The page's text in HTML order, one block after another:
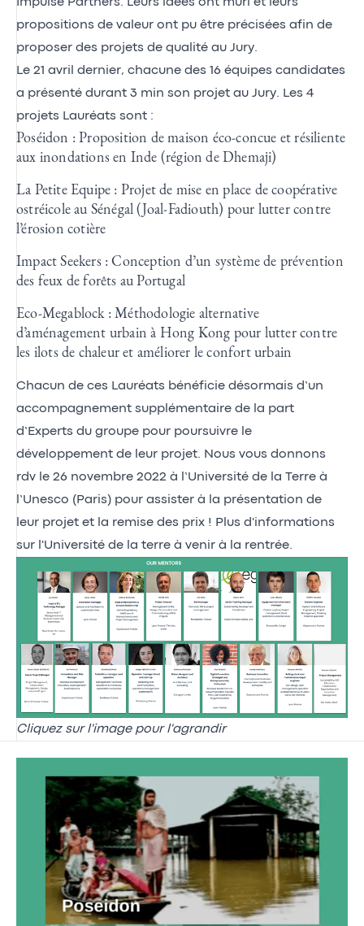
Impulse Partners. Leurs idées ont muri et leurs
propositions de valeur ont pu être précisées afin de
proposer des projets de qualité au Jury.
Le 21 avril dernier, chacune des 16 équipes candidates
a présenté durant 3 min son projet au Jury. Les 4
projets Lauréats sont :
Poséidon : Proposition de maison éco-concue et résiliente
aux inondations en Inde (région de Dhemaji)
La Petite Equipe : Projet de mise en place de coopérative
ostréicole au Sénégal (Joal-Fadiouth) pour lutter contre
l’érosion cotière
Impact Seekers : Conception d’un système de prévention
des feux de forêts au Portugal
Eco-Megablock : Méthodologie alternative
d’aménagement urbain à Hong Kong pour lutter contre
les ilots de chaleur et améliorer le confort urbain
Chacun de ces Lauréats bénéficie désormais d’un
accompagnement supplémentaire de la part
d’Experts du groupe pour poursuivre le
développement de leur projet. Nous vous donnons
rdv le 26 novembre 2022 à l’Université de la Terre à
l’Unesco (Paris) pour assister à la présentation de
leur projet et la remise des prix ! Plus d'informations
sur l'Université de la terre à venir à la rentrée.
Cliquez sur l'image pour l'agrandir